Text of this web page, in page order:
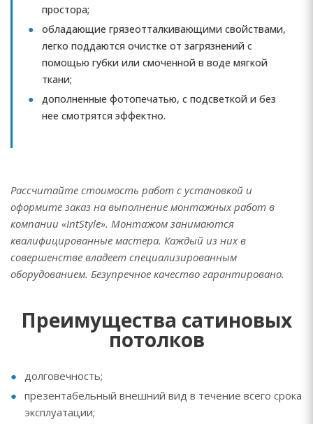
простора;
обладающие грязеотталкивающими свойствами,
легко поддаются очистке от загрязнений с
помощью губки или смоченной в воде мягкой
ткани;
дополненные фотопечатью, с подсветкой и без
нее смотрятся эффектно.
Рассчитайте стоимость работ с установкой и
оформите заказ на выполнение монтажных работ в
компании «IntStyle». Монтажом занимаются
квалифицированные мастера. Каждый из них в
совершенстве владеет специализированным
оборудованием. Безупречное качество гарантировано.
Преимущества сатиновых
потолков
долговечность;
презентабельный внешний вид в течение всего срока
эксплуатации;